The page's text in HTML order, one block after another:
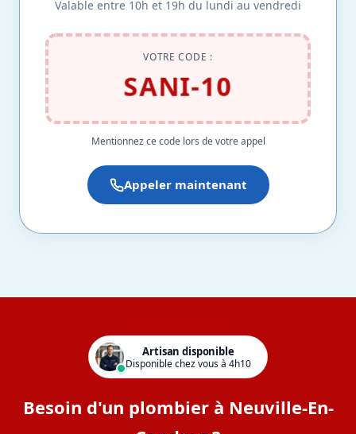
Valable entre 10h et 19h du lundi au vendredi
VOTRE CODE :
SANI-10
Mentionnez ce code lors de votre appel
Appeler maintenant
Artisan disponible
Disponible chez vous à 4h10
Besoin d'un plombier à Neuville-En-